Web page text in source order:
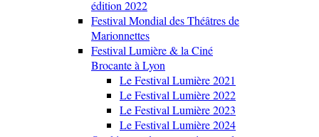
édition 2022
Festival Mondial des Théâtres de
Marionnettes
Festival Lumière & la Ciné
Brocante à Lyon
Le Festival Lumière 2021
Le Festival Lumière 2022
Le Festival Lumière 2023
Le Festival Lumière 2024